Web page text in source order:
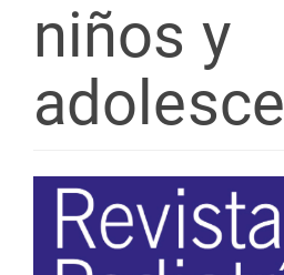
niños y
Barra
lateral